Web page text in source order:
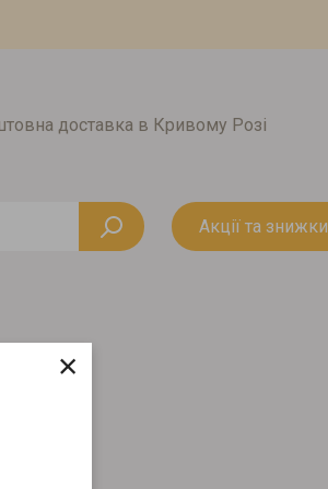
×
доставка в Кривому Розі
Акції та знижки